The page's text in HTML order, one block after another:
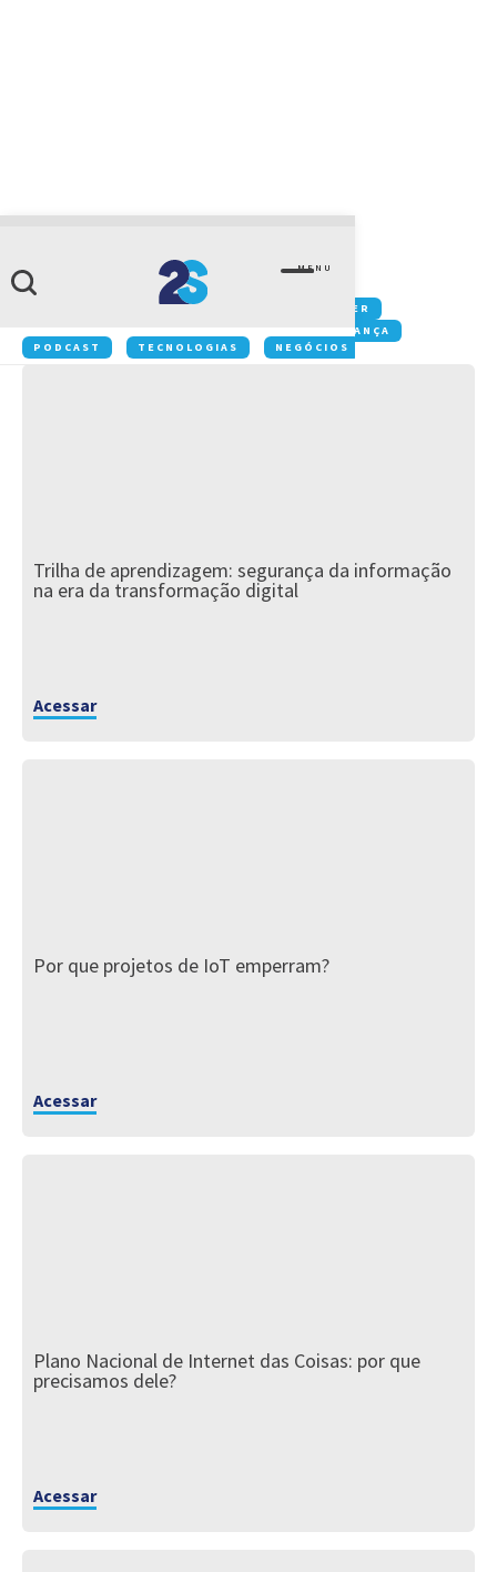
MENU
PODCAST TECNOLOGIAS NEGÓCIOS INOVAÇÃO
Tecnologia
COLABORAÇÃO
DATACENTER
SEGURANÇA
Trilha de aprendizagem: segurança da informação
na era da transformação digital
Acessar
Por que projetos de IoT emperram?
Acessar
Plano Nacional de Internet das Coisas: por que
precisamos dele?
Acessar